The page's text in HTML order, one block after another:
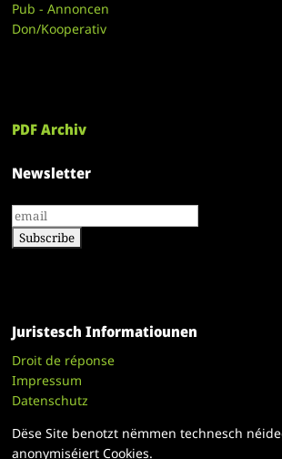
Pub - Annoncen
Don/Kooperativ
PDF Archiv
Newsletter
Juristesch Informatiounen
Droit de réponse
Impressum
Datenschutz
Dëse Site benotzt nëmmen technesch
anonymiséiert Cookies.